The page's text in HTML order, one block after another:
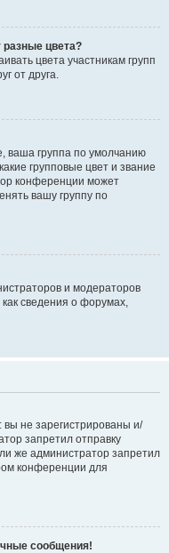
цвета?
цвета участникам групп
от друга.
ваша группа по умолчанию
групповые цвет и звание
конференции может
вашу группу по
и модераторов
сведения о форумах,
не зарегистрированы и/
запретил отправку
же администратор запретил
конференции для
сообщения!